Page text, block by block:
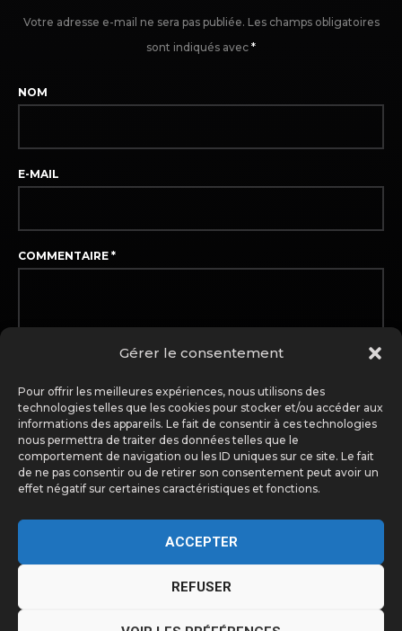
Gérer le consentement
Pour offrir les meilleures expériences, nous utilisons des
technologies telles que les cookies pour stocker et/ou accéder aux
informations des appareils. Le fait de consentir à ces technologies
nous permettra de traiter des données telles que le
comportement de navigation ou les ID uniques sur ce site. Le fait
de ne pas consentir ou de retirer son consentement peut avoir un
effet négatif sur certaines caractéristiques et fonctions.
ACCEPTER
REFUSER
Votre adresse e-mail ne sera pas publiée. Les champs obligatoires
sont indiqués avec *
NOM
E-MAIL
COMMENTAIRE *
Enregistrer mon nom, mon e-mail et mon site dans le